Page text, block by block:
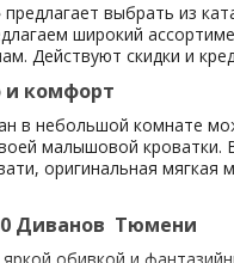
выбрать из
широкий
Действуют скидки и
и комфорт
в небольшой комнате
малышовой кроватки.
оригинальная мягкая
Диванов Тюмени